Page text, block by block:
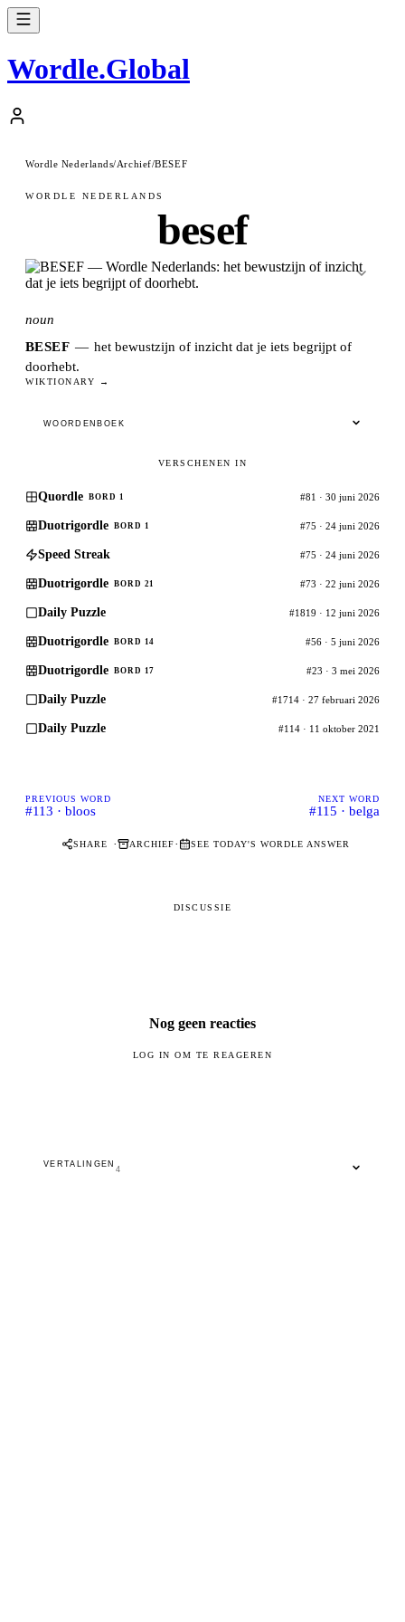
Wordle.Global
Wordle Nederlands/Archief/BESEF
WORDLE NEDERLANDS
besef
noun
BESEF — het bewustzijn of inzicht dat je iets begrijpt of
doorhebt.
WIKTIONARY →
WOORDENBOEK
VERSCHENEN IN
Quordle BORD 1 #81 · 30 juni 2026
Duotrigordle BORD 1 #75 · 24 juni 2026
Speed Streak #75 · 24 juni 2026
Duotrigordle BORD 21 #73 · 22 juni 2026
Daily Puzzle #1819 · 12 juni 2026
Duotrigordle BORD 14 #56 · 5 juni 2026
Duotrigordle BORD 17 #23 · 3 mei 2026
Daily Puzzle #1714 · 27 februari 2026
Daily Puzzle #114 · 11 oktober 2021
PREVIOUS WORD
#113 · bloos
NEXT WORD
#115 · belga
SHARE · ARCHIEF· SEE TODAY'S WORDLE ANSWER
DISCUSSIE
Nog geen reacties
LOG IN OM TE REAGEREN
VERTALINGEN
4